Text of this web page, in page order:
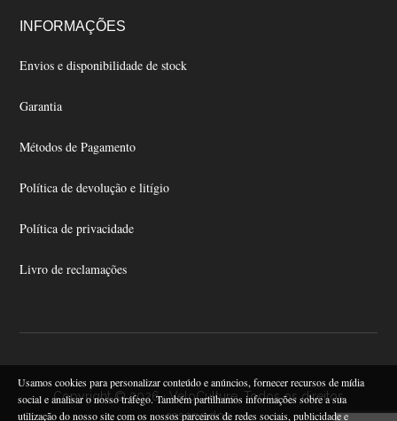
INFORMAÇÕES
Envios e disponibilidade de stock
Garantia
Métodos de Pagamento
Política de devolução e litígio
Política de privacidade
Livro de reclamações
Copyright © 2026 · VeloCulture. Todos os direitos
reservados
Usamos cookies para personalizar conteúdo e anúncios, fornecer recursos de mídia
social e analisar o nosso tráfego. Também partilhamos informações sobre a sua
utilização do nosso site com os nossos parceiros de redes sociais, publicidade e